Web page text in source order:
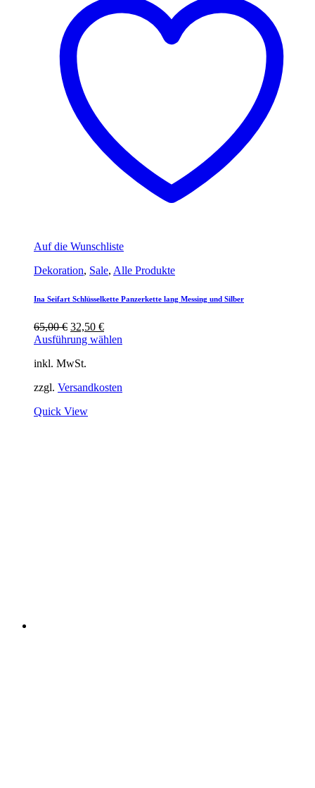
Auf die Wunschliste
Dekoration, Sale, Alle Produkte
Ina Seifart Schlüsselkette Panzerkette lang Messing und Silber
65,00€ Ursprünglicher
Preis
65,00 €
32,50 €Aktueller
Preis
Ausführung wählen
inkl. MwSt.
zzgl. Versandkosten
Quick View